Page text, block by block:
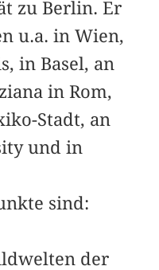
zu Berlin. Er
u.a. in Wien,
in Basel, an
in Rom,
Stadt, an
und in
sind:
der